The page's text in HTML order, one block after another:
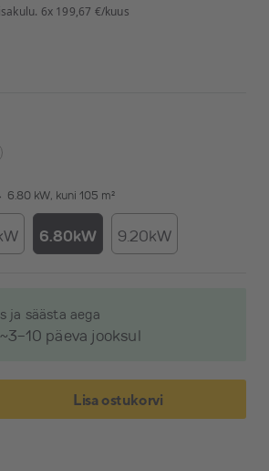
6x 199,67 €/kuus
6.80 kW, kuni 105 m²
6.80kW 9.20kW
ja säästa aega
10 päeva jooksul
Lisa ostukorvi